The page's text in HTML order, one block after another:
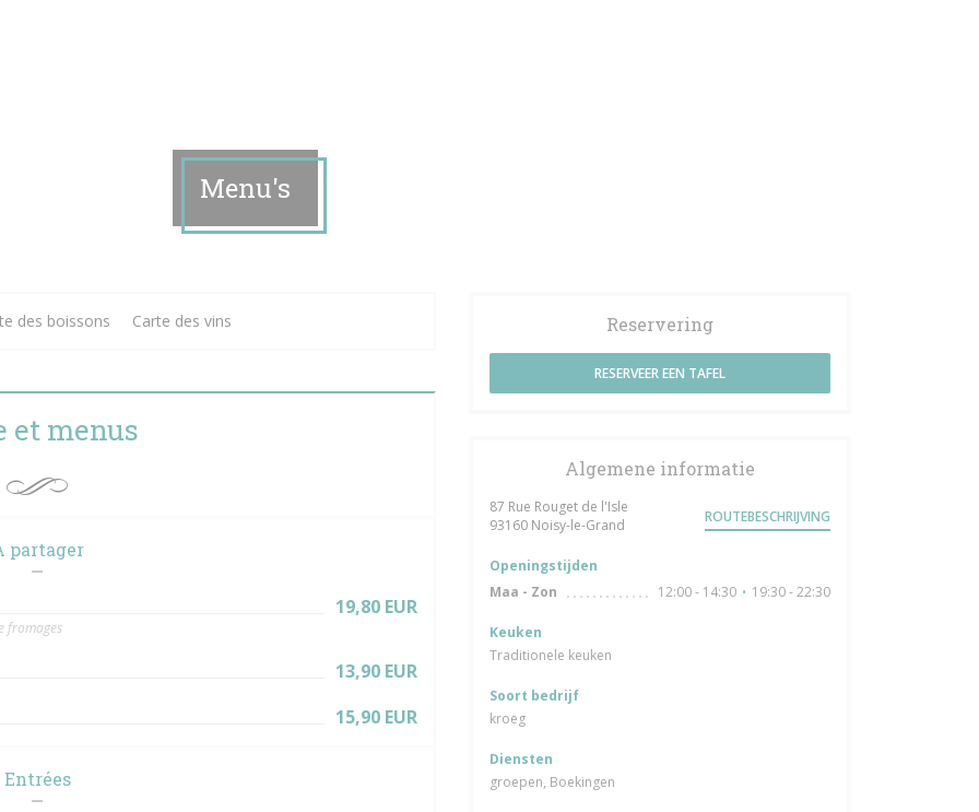
Menu's
des boissons Carte des vins
et menus
partager
19,80 EUR
fromages
13,90 EUR
15,90 EUR
Entrées
Reservering
RESERVEER EEN TAFEL
Algemene informatie
87 Rue Rouget de l'Isle
93160 Noisy-le-Grand ((opent in een nieuw venster))
ROUTEBESCHRIJVING
Openingstijden
Maa - Zon 12:00 - 14:30 • 19:30 - 22:30
Keuken
Traditionele keuken
Soort bedrijf
kroeg
Diensten
groepen, Boekingen